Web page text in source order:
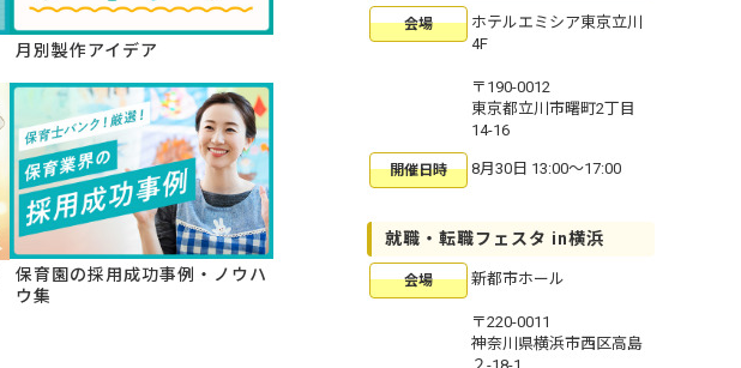
月別製作アイデア
保育園の採用成功事例・ノウハ
ウ集
会場
ホテルエミシア東京立川
4F
〒190-0012
東京都立川市曙町2丁目
14-16
開催日時 8月30日 13:00〜17:00
就職・転職フェスタ in横浜
会場 新都市ホール
〒220-0011
神奈川県横浜市西区高島